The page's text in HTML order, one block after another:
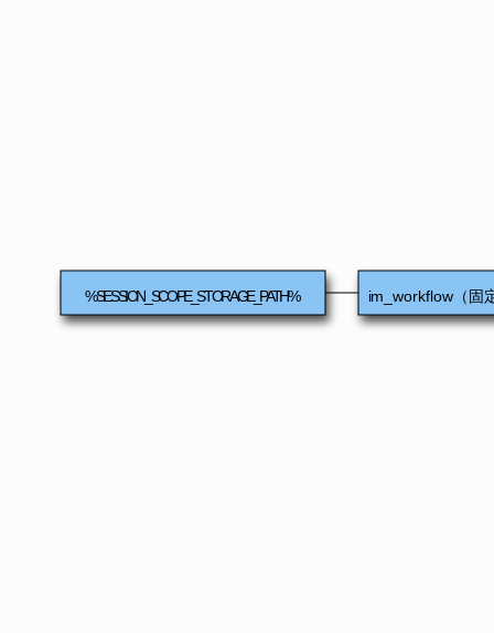
%SESSION_SCOPE_STORAGE_PATH% im_workflow（固